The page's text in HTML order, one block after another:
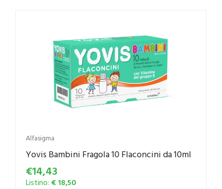
Alfasigma
Yovis Bambini Fragola 10 Flaconcini da 10ml
€14,43
Listino: € 18,50